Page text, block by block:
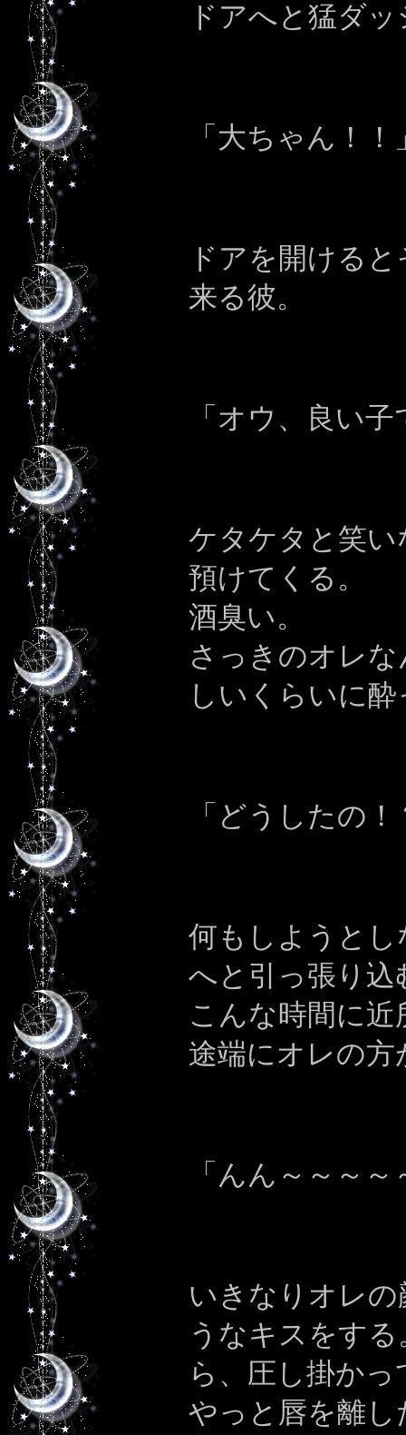
ドアへと猛ダ
「大ちゃん！！
ドアを開ける
来る彼。
「オウ、良い
ケタケタと笑
預けてくる。
酒臭い。
さっきのオレ
しいくらいに
「どうしたの！
何もしようと
へと引っ張り込
こんな時間に
途端にオレの方
「んん～～～
いきなりオレ
うなキスをす
ら、圧し掛か
やっと唇を離し